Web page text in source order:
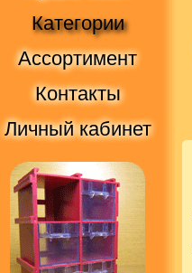
Категории
Ассортимент
Контакты
Личный кабинет